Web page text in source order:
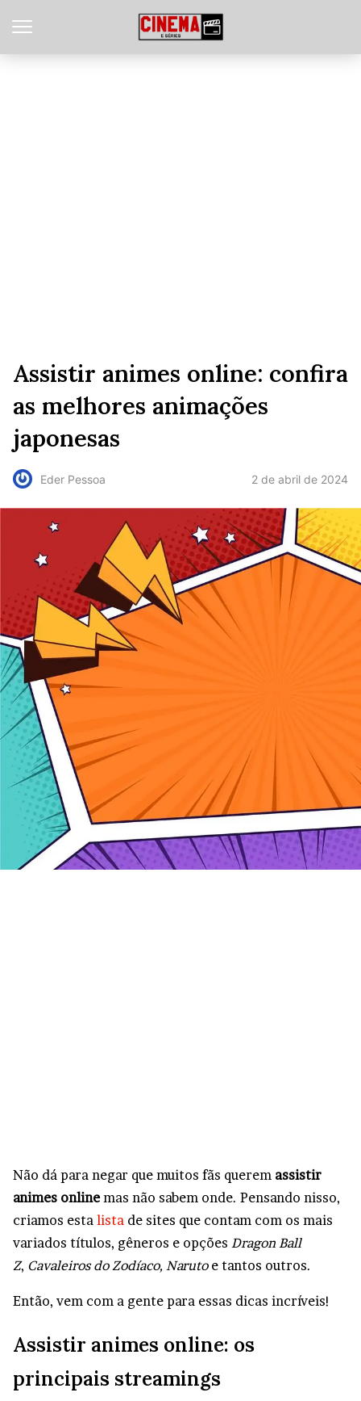
Assistir animes online: confira
as melhores animações
japonesas
Eder Pessoa 2 de abril de 2024
Não dá para negar que muitos fãs querem assistir
animes onlinemas não sabem onde. Pensando nisso,
criamos esta lista de sites que contam com os mais
variados títulos, gêneros e opções Dragon Ball
Z, Cavaleiros do Zodíaco, Naruto e tantos outros.
Então, vem com a gente para essas dicas incríveis!
Assistir animes online: os
principais streamings